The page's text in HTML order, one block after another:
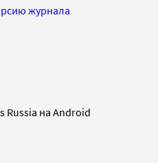
журнала
на Android